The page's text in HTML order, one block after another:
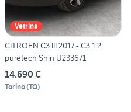
Vetrina
CITROEN C3 III 2017 - C3 1.2
puretech Shin U233671
14.690 €
Torino(TO)